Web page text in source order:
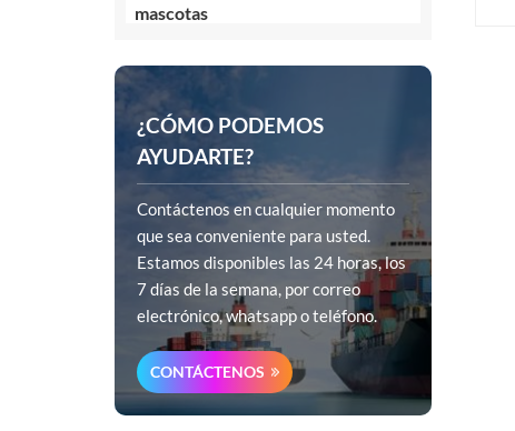
mascotas
¿CÓMO PODEMOS
AYUDARTE?
Contáctenos en cualquier momento
que sea conveniente para usted.
Estamos disponibles las 24 horas, los
7 días de la semana, por correo
electrónico, whatsapp o teléfono.
CONTÁCTENOS